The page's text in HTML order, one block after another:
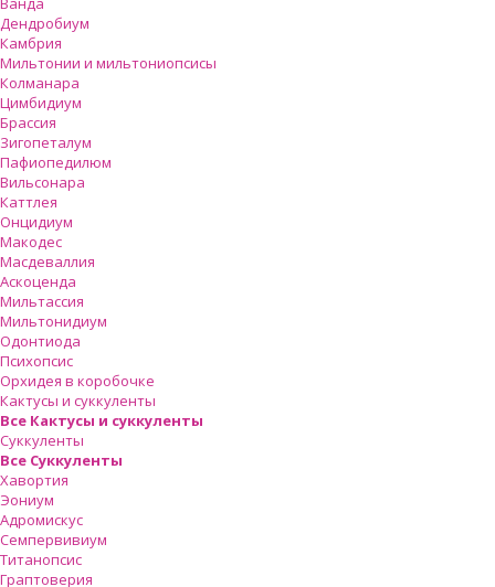
Дендробиум
Камбрия
Мильтонии и мильтониопсисы
Колманара
Цимбидиум
Брассия
Зигопеталум
Пафиопедилюм
Вильсонара
Каттлея
Онцидиум
Макодес
Масдеваллия
Аскоценда
Мильтассия
Мильтонидиум
Одонтиода
Психопсис
Орхидея в коробочке
Кактусы и суккуленты
Все Кактусы и суккуленты
Суккуленты
Все Суккуленты
Хавортия
Эониум
Адромискус
Семпервивиум
Титанопсис
Граптоверия